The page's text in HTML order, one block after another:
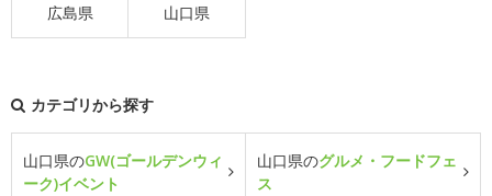
広島県 山口県
カテゴリから探す
山口県のGW(ゴールデンウィ
ーク)イベント
山口県のグルメ・フードフェ
ス